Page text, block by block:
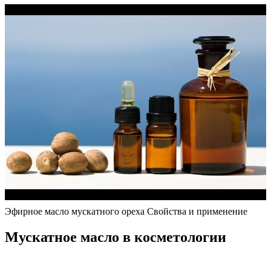
Эфирное масло мускатного ореха Свойства и применение
Мускатное масло в косметологии